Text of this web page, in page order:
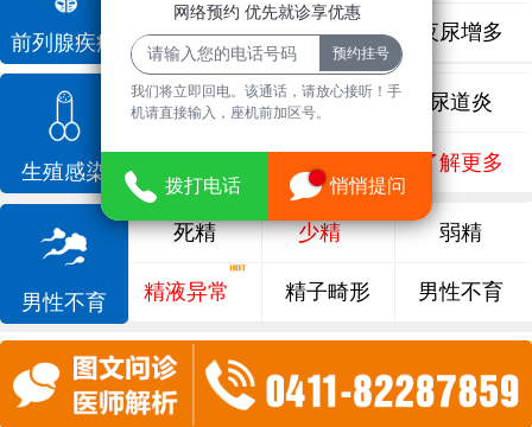
前列腺疾病 前列腺增生 排尿不畅 夜尿增多
生殖感染
龟头炎 睾丸炎 尿道炎
了解更多
男性不育
死精 少精 弱精
精液异常 精子畸形 男性不育
网络预约 优先就诊享优惠
我们将立即回电。该通话，请放心接听！手
机请直接输入，座机前加区号。
拨打电话 悄悄提问